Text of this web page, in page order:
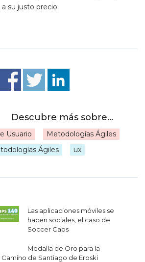
su justo precio.
Usuario Metodologías Ágiles
Ágiles ux
Las aplicaciones móviles se
hacen sociales, el caso de
Soccer Caps
Medalla de Oro para la
Camino de Santiago de Eroski